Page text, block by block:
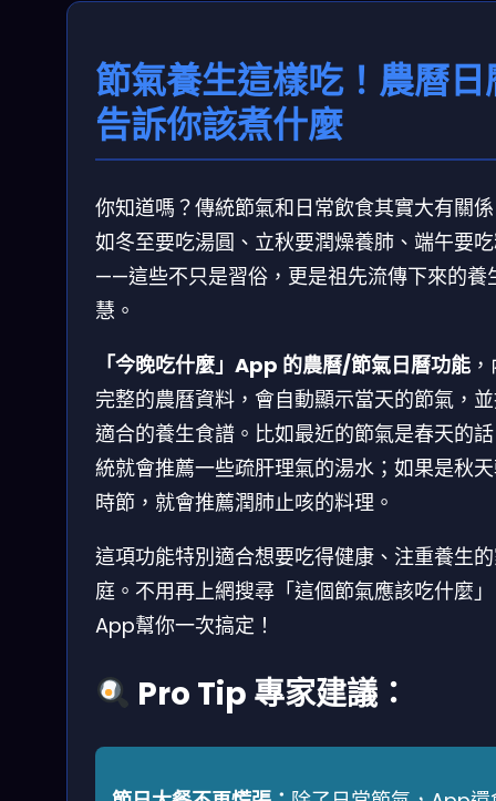
節氣養生這樣吃！農曆日
告訴你該煮什麼
你知道嗎？傳統節氣和日常飲食其實大有關
如冬至要吃湯圓、立秋要潤燥養肺、端午要
——這些不只是習俗，更是祖先流傳下來的養
慧。
「今晚吃什麼」App 的農曆/節氣日曆功能
完整的農曆資料，會自動顯示當天的節氣，
適合的養生食譜。比如最近的節氣是春天的
統就會推薦一些疏肝理氣的湯水；如果是秋
時節，就會推薦潤肺止咳的料理。
這項功能特別適合想要吃得健康、注重養生
庭。不用再上網搜尋「這個節氣應該吃什麼
App幫你一次搞定！
Pro Tip 專家建議：